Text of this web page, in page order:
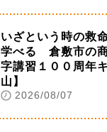
いざという時の救
学べる 倉敷市の
字講習１００周年
山】
2026/08/07